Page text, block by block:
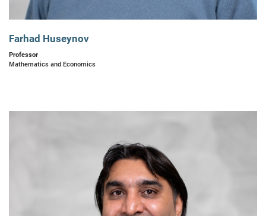
Farhad Huseynov
Professor
Mathematics and Economics